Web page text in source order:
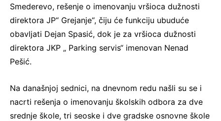
Smederevo, rešenje o imenovanju vršioca dužnosti
direktora JP“ Grejanje“, čiju će funkciju ubuduće
obavljati Dejan Spasić, dok je za vršioca dužnosti
direktora JKP „ Parking servis“ imenovan Nenad
Pešić.
Na današnjoj sednici, na dnevnom redu našli su se i
nacrti rešenja o imenovanju školskih odbora za dve
srednje škole, tri seoske i dve gradske osnovne škole